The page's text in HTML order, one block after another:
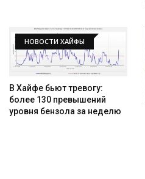
НОВОСТИ ХАЙФЫ
В Хайфе бьют тревогу:
более 130 превышений
уровня бензола за неделю